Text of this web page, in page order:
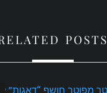
POSTS